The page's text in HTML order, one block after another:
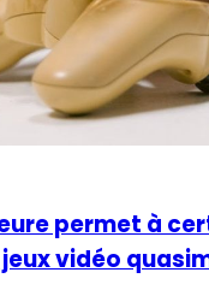
permet à
vidéo